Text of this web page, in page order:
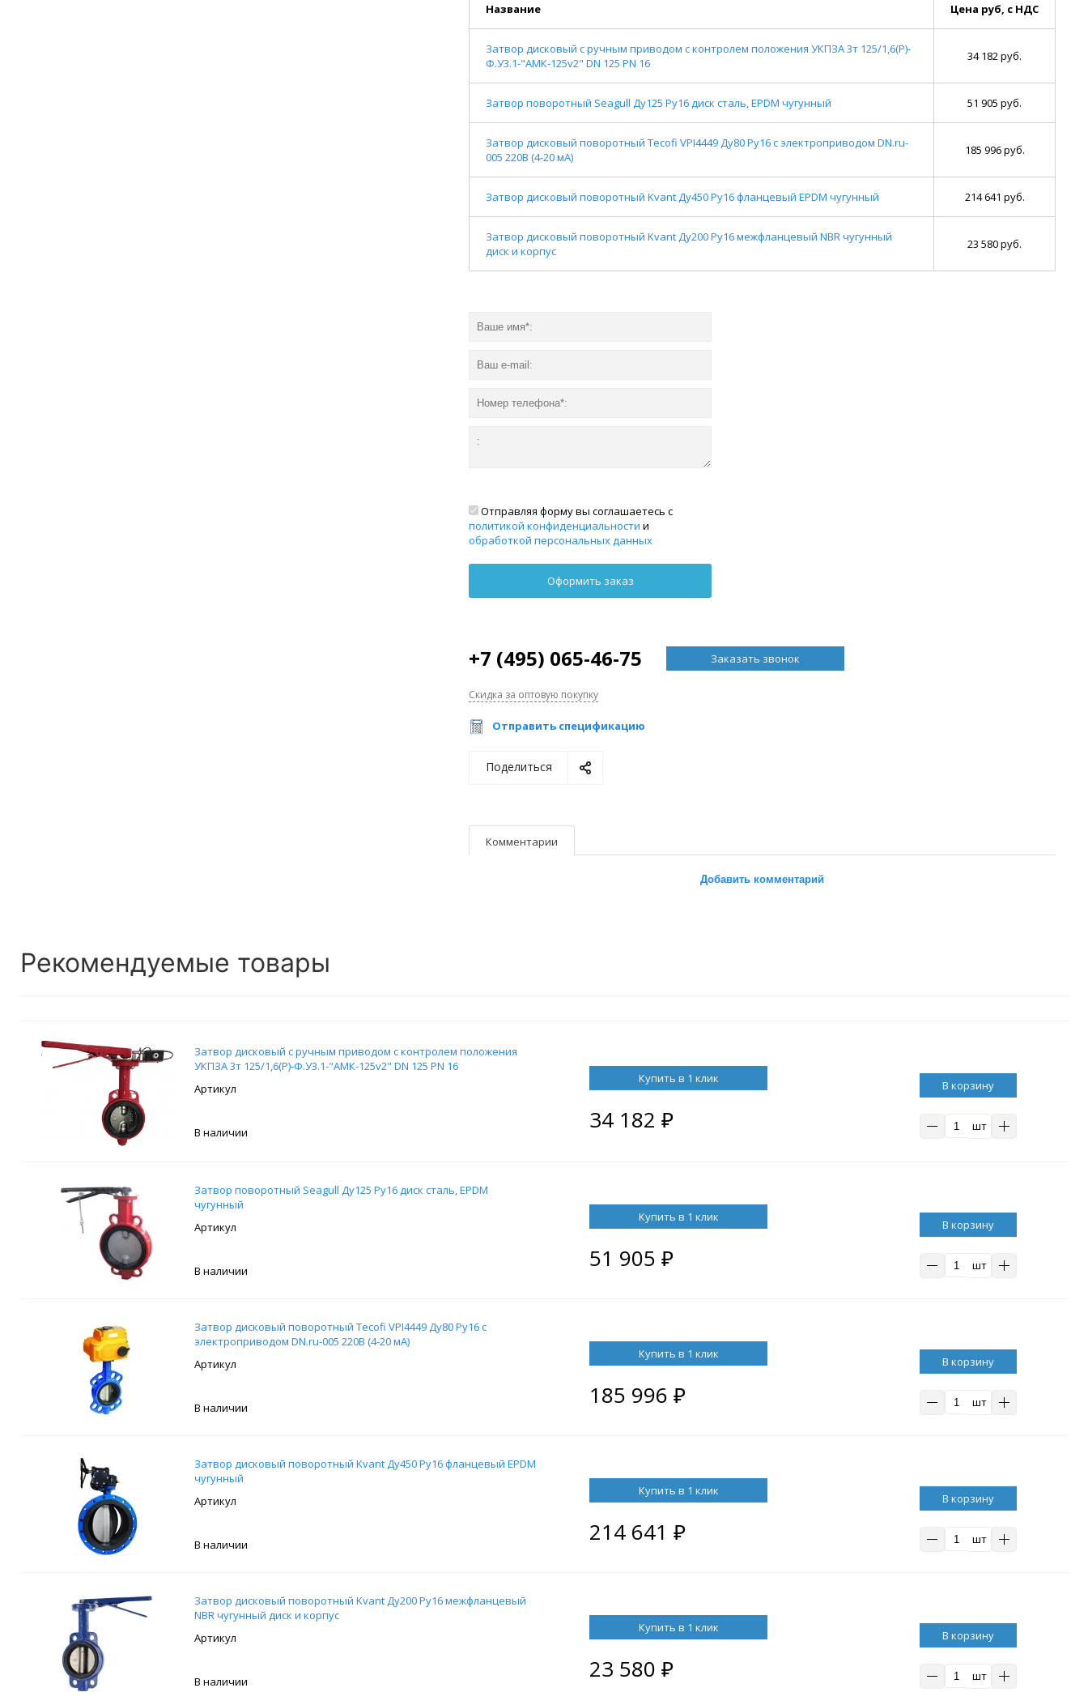
Название Цена руб, с НДС
Затвор дисковый с ручным приводом с контролем положения УКПЗА 3т 125/1,6(Р)-
Ф.У3.1-"АМК-125v2" DN 125 PN 16
34 182 руб.
Затвор поворотный Seagull Ду125 Ру16 диск сталь, EPDM чугунный 51 905 руб.
Затвор дисковый поворотный Tecofi VPI4449 Ду80 Ру16 с электроприводом DN.ru-
005 220В (4-20 мА)
185 996 руб.
Затвор дисковый поворотный Kvant Ду450 Ру16 фланцевый EPDM чугунный 214 641 руб.
Затвор дисковый поворотный Kvant Ду200 Ру16 межфланцевый NBR чугунный
диск и корпус
23 580 руб.
Отправляя форму вы соглашаетесь с
политикой конфиденциальности и
обработкой персональных данных
+7 (495) 065-46-75 Заказать звонок
Скидка за оптовую покупку
Отправить спецификацию
Поделиться
Комментарии
Добавить комментарий
Рекомендуемые товары
Затвор дисковый с ручным приводом с контролем положения
УКПЗА 3т 125/1,6(Р)-Ф.У3.1-"АМК-125v2" DN 125 PN 16
В наличии
Купить в 1 клик
34 182₽
В корзину
шт
Затвор поворотный Seagull Ду125 Ру16 диск сталь, EPDM
чугунный
В наличии
Купить в 1 клик
51 905₽
В корзину
шт
Затвор дисковый поворотный Tecofi VPI4449 Ду80 Ру16 с
электроприводом DN.ru-005 220В (4-20 мА)
В наличии
Купить в 1 клик
185 996₽
В корзину
шт
Затвор дисковый поворотный Kvant Ду450 Ру16 фланцевый EPDM
чугунный
В наличии
Купить в 1 клик
214 641₽
В корзину
шт
Затвор дисковый поворотный Kvant Ду200 Ру16 межфланцевый
NBR чугунный диск и корпус
В наличии
Купить в 1 клик
23 580₽
В корзину
шт